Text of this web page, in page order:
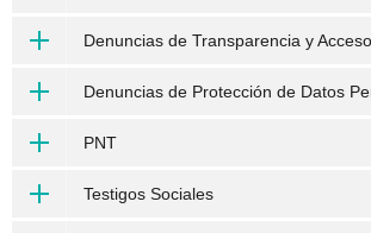
Denuncias de Transparencia y
Denuncias de Protección de Datos
PNT
Testigos Sociales